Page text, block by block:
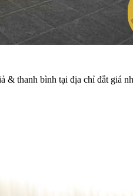
& thanh bình tại địa chỉ đắt giá